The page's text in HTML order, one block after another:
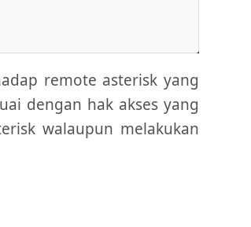
remote asterisk yang
dengan hak akses yang
walaupun melakukan